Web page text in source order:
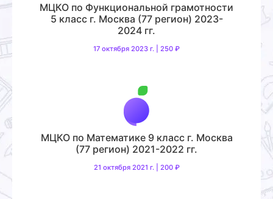
МЦКО по Функциональной грамотности
5 класс г. Москва (77 регион) 2023-
2024 гг.
17 октября 2023 г. | 250 ₽
МЦКО по Математике 9 класс г. Москва
(77 регион) 2021-2022 гг.
21 октября 2021 г. | 200 ₽